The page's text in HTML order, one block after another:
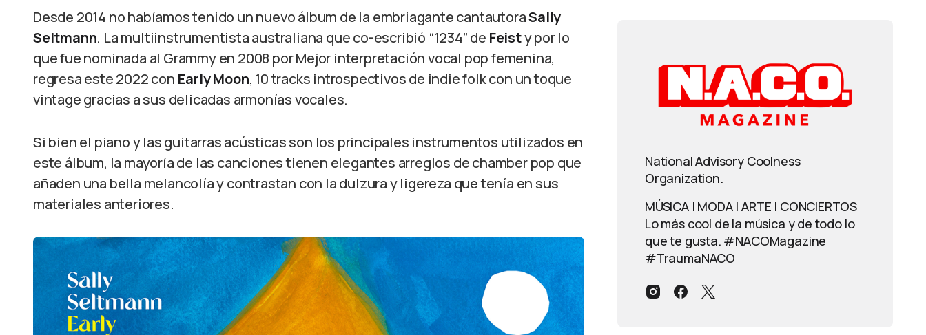
Desde 2014 no habíamos tenido un nuevo álbum de la embriagante cantautoraSally
Seltmann. La multiinstrumentista australiana que co-escribió “1234” de Feisty por lo
que fue nominada al Grammy en 2008 por Mejor interpretación vocal pop femenina,
regresa este 2022 con Early Moon, 10 tracks introspectivos de indie folk con un toque
vintage gracias a sus delicadas armonías vocales.
Si bien el piano y las guitarras acústicas son los principales instrumentos utilizados en
este álbum, la mayoría de las canciones tienen elegantes arreglos de chamber pop que
añaden una bella melancolía y contrastan con la dulzura y ligereza que tenía en sus
materiales anteriores.
National Advisory Coolness
Organization.
MÚSICA | MODA | ARTE | CONCIERTOS
Lo más cool de la música y de todo lo
que te gusta. #NACOMagazine
#TraumaNACO